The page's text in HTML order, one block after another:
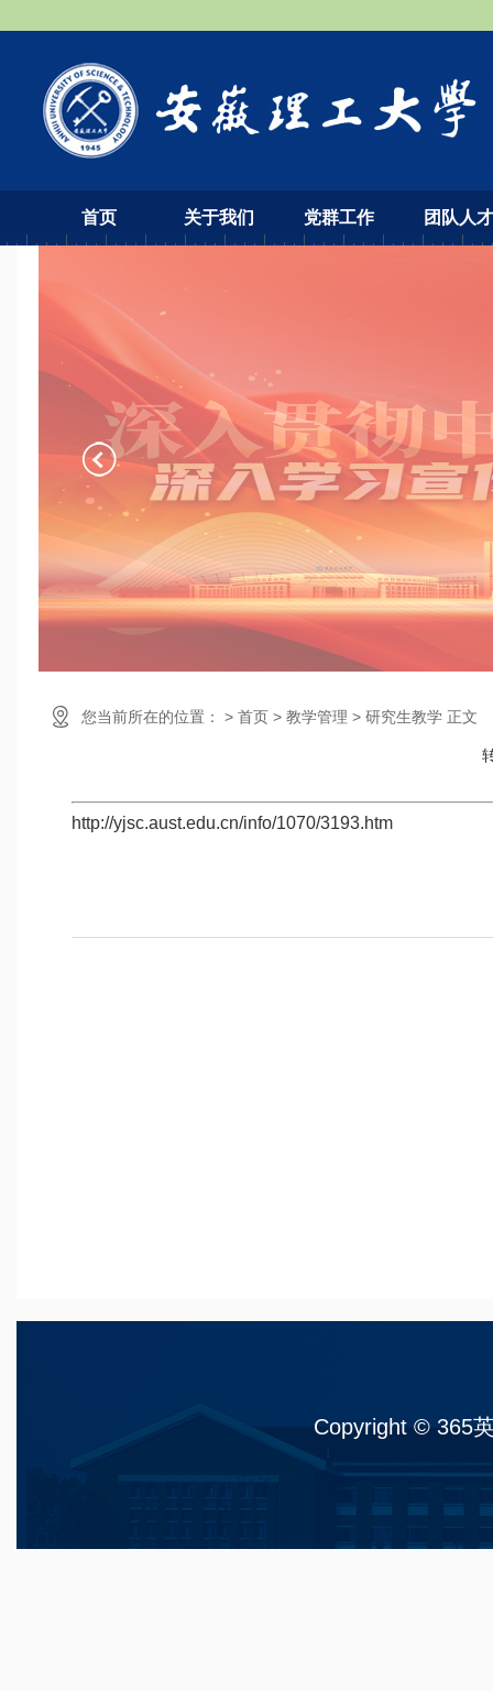
首页 关于我们 党群工作 团队人才
您当前所在的位置： > 首页 > 教学管理 > 研究生教学 正文
http://yjsc.aust.edu.cn/info/1070/3193.htm
Copyright © 365